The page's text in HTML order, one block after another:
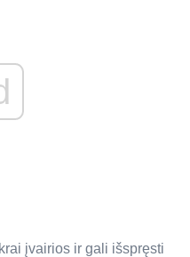
įvairios ir gali išspręsti